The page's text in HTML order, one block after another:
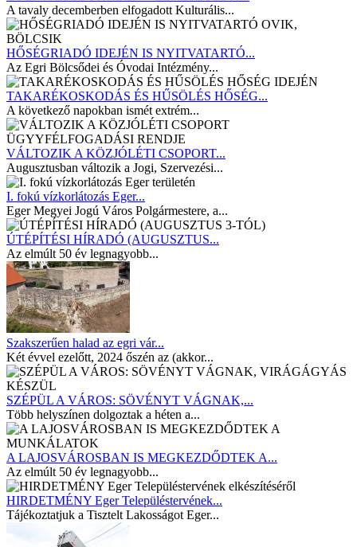
A tavaly decemberben elfogadott Kulturális...
HŐSÉGRIADÓ IDEJÉN IS NYITVATARTÓ...
Az Egri Bölcsődei és Óvodai Intézmény...
TAKARÉKOSKODÁS ÉS HŰSÖLÉS HŐSÉG...
A következő napokban ismét extrém...
VÁLTOZIK A KÖZJÓLÉTI CSOPORT...
Augusztusban változik a Jogi, Szervezési...
I. fokú vízkorlátozás Eger...
Eger Megyei Jogú Város Polgármestere, a...
ÚTÉPÍTÉSI HÍRADÓ (AUGUSZTUS...
Az elmúlt 50 év legnagyobb...
Szakszerűen halad az egri vár...
Két évvel ezelőtt, 2024 őszén az (akkor...
SZÉPÜL A VÁROS: SÖVÉNYT VÁGNAK,...
Több helyszínen dolgoztak a héten a...
A LAJOSVÁROSBAN IS MEGKEZDŐDTEK A...
Az elmúlt 50 év legnagyobb...
HIRDETMÉNY Eger Településtervének...
Tájékoztatjuk a Tisztelt Lakosságot Eger...